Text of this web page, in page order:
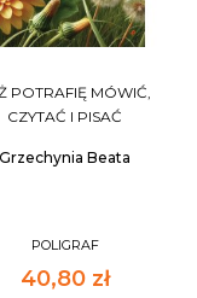
POTRAFIĘ MÓWIĆ,
CZYTAĆ I PISAĆ
Grzechynia Beata
POLIGRAF
40,80 zł